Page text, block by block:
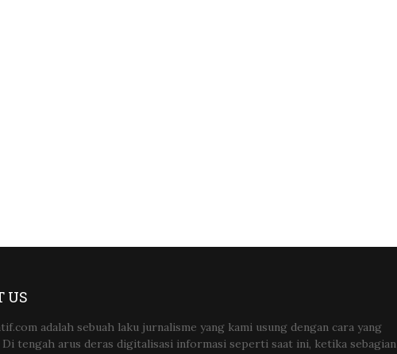
US
adalah sebuah laku jurnalisme yang kami usung dengan cara yang
Di tengah arus deras digitalisasi informasi seperti saat ini, ketika sebagian